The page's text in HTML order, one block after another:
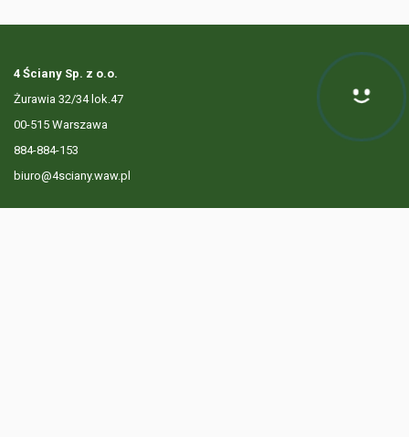
4 Ściany Sp. z o.o.
Żurawia 32/34 lok.47
00-515 Warszawa
884-884-153
biuro@4sciany.waw.pl